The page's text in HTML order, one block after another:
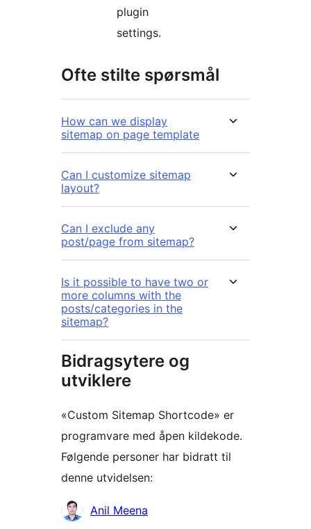
plugin
settings.
Ofte stilte spørsmål
How can we display
sitemap on page template
Can I customize sitemap
layout?
Can I exclude any
post/page from sitemap?
Is it possible to have two or
more columns with the
posts/categories in the
sitemap?
Bidragsytere og
utviklere
«Custom Sitemap Shortcode» er
programvare med åpen kildekode.
Følgende personer har bidratt til
denne utvidelsen:
Bidragsytere
Anil Meena